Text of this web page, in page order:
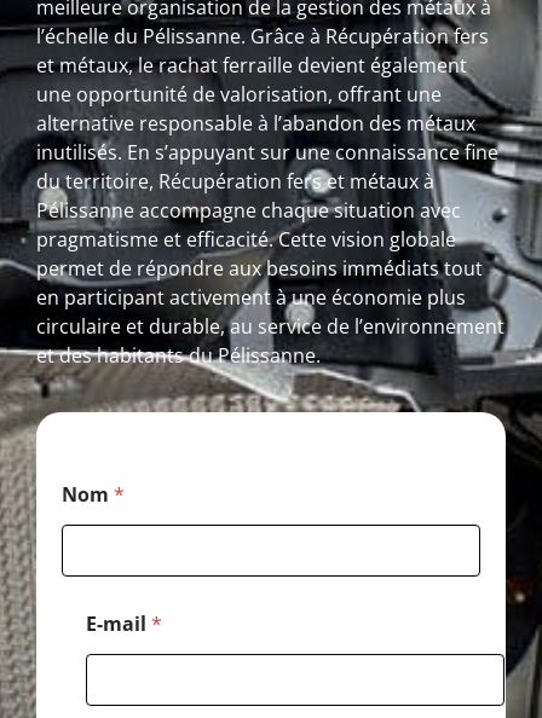
meilleure organisation de la gestion des métaux à
l’échelle du Pélissanne. Grâce à Récupération fers
et métaux, le rachat ferraille devient également
une opportunité de valorisation, offrant une
alternative responsable à l’abandon des métaux
inutilisés. En s’appuyant sur une connaissance fine
du territoire, Récupération fers et métaux à
Pélissanne accompagne chaque situation avec
pragmatisme et efficacité. Cette vision globale
permet de répondre aux besoins immédiats tout
en participant activement à une économie plus
circulaire et durable, au service de l’environnement
et des habitants du Pélissanne.
o
s
a
Nom *
E-mail *